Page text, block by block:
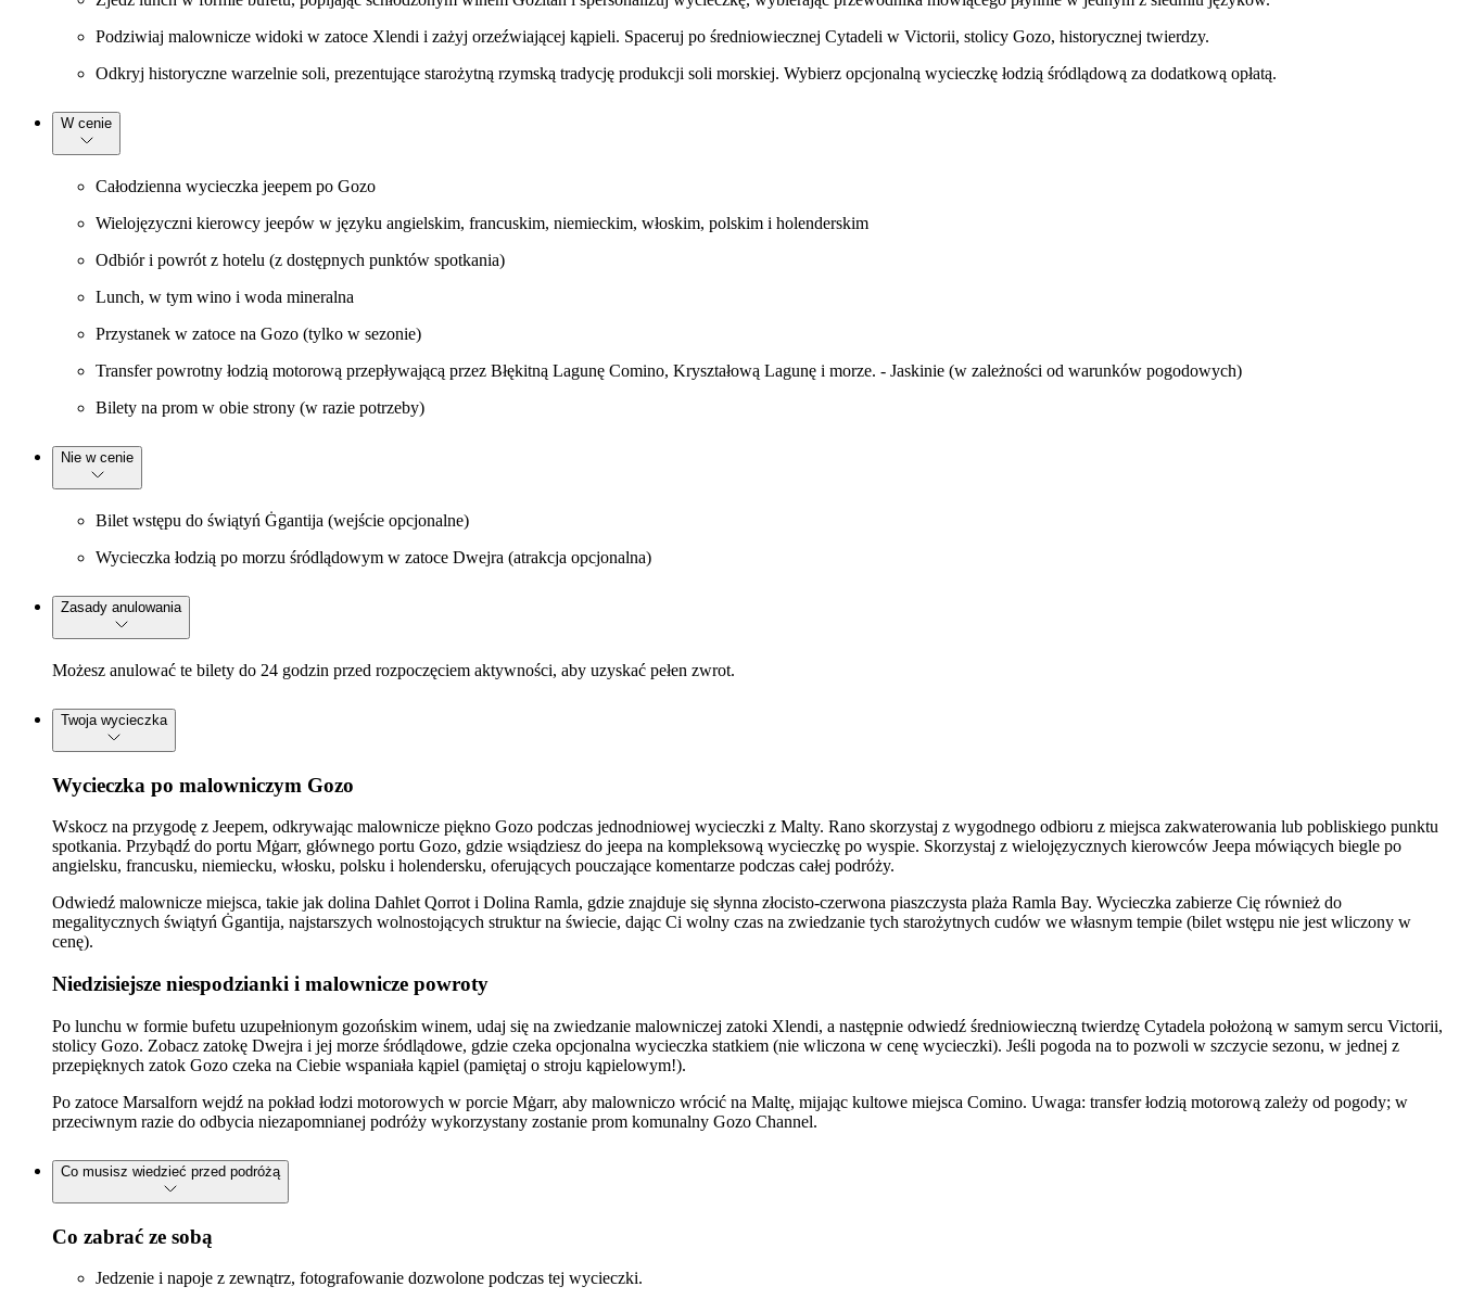
Podziwiaj malownicze widoki w zatoce Xlendi i zażyj orzeźwiającej kąpieli. Spaceruj po średniowiecznej Cytadeli w Victorii, stolicy Gozo, historycznej twierdzy.
Odkryj historyczne warzelnie soli, prezentujące starożytną rzymską tradycję produkcji soli morskiej. Wybierz opcjonalną wycieczkę łodzią śródlądową za dodatkową opłatą.
W cenie
Całodzienna wycieczka jeepem po Gozo
Wielojęzyczni kierowcy jeepów w języku angielskim, francuskim, niemieckim, włoskim, polskim i holenderskim
Odbiór i powrót z hotelu (z dostępnych punktów spotkania)
Lunch, w tym wino i woda mineralna
Przystanek w zatoce na Gozo (tylko w sezonie)
Transfer powrotny łodzią motorową przepływającą przez Błękitną Lagunę Comino, Kryształową Lagunę i morze. - Jaskinie (w zależności od warunków pogodowych)
Bilety na prom w obie strony (w razie potrzeby)
Nie w cenie
Bilet wstępu do świątyń Ġgantija (wejście opcjonalne)
Wycieczka łodzią po morzu śródlądowym w zatoce Dwejra (atrakcja opcjonalna)
Zasady anulowania
Możesz anulować te bilety do 24 godzin przed rozpoczęciem aktywności, aby uzyskać pełen zwrot.
Twoja wycieczka
Wycieczka po malowniczym Gozo
Wskocz na przygodę z Jeepem, odkrywając malownicze piękno Gozo podczas jednodniowej wycieczki z Malty. Rano skorzystaj z wygodnego odbioru z miejsca zakwaterowania lub pobliskiego punktu
spotkania. Przybądź do portu Mġarr, głównego portu Gozo, gdzie wsiądziesz do jeepa na kompleksową wycieczkę po wyspie. Skorzystaj z wielojęzycznych kierowców Jeepa mówiących biegle po
angielsku, francusku, niemiecku, włosku, polsku i holendersku, oferujących pouczające komentarze podczas całej podróży.
Odwiedź malownicze miejsca, takie jak dolina Daħlet Qorrot i Dolina Ramla, gdzie znajduje się słynna złocisto-czerwona piaszczysta plaża Ramla Bay. Wycieczka zabierze Cię również do
megalitycznych świątyń Ġgantija, najstarszych wolnostojących struktur na świecie, dając Ci wolny czas na zwiedzanie tych starożytnych cudów we własnym tempie (bilet wstępu nie jest wliczony w
cenę).
Niedzisiejsze niespodzianki i malownicze powroty
Po lunchu w formie bufetu uzupełnionym gozońskim winem, udaj się na zwiedzanie malowniczej zatoki Xlendi, a następnie odwiedź średniowieczną twierdzę Cytadela położoną w samym sercu Victorii,
stolicy Gozo. Zobacz zatokę Dwejra i jej morze śródlądowe, gdzie czeka opcjonalna wycieczka statkiem (nie wliczona w cenę wycieczki). Jeśli pogoda na to pozwoli w szczycie sezonu, w jednej z
przepięknych zatok Gozo czeka na Ciebie wspaniała kąpiel (pamiętaj o stroju kąpielowym!).
Po zatoce Marsalforn wejdź na pokład łodzi motorowych w porcie Mġarr, aby malowniczo wrócić na Maltę, mijając kultowe miejsca Comino. Uwaga: transfer łodzią motorową zależy od pogody; w
przeciwnym razie do odbycia niezapomnianej podróży wykorzystany zostanie prom komunalny Gozo Channel.
Co musisz wiedzieć przed podróżą
Co zabrać ze sobą
Jedzenie i napoje z zewnątrz, fotografowanie dozwolone podczas tej wycieczki.